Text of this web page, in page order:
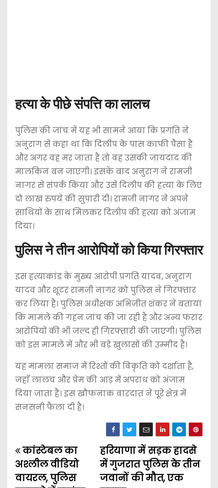
हत्या के पीछे संपत्ति का लालच
पुलिस की जांच में यह भी सामने आया कि प्रगति ने
अनुराग से कहा था कि दिलीप के पास काफी पैसा है
और अगर वह मर जाता है तो वह उसकी जायदाद की
मालकिन बन जाएगी। इसके बाद अनुराग ने रामजी
नागर से संपर्क किया और उसे दिलीप की हत्या के लिए
दो लाख रुपये की सुपारी दी। रामजी नागर ने अपने
साथियों के साथ मिलकर दिलीप की हत्या को अंजाम
दिया।
पुलिस ने तीन आरोपियों को किया गिरफ्तार
इस हत्याकांड के मुख्य आरोपी प्रगति यादव, अनुराग
यादव और शूटर रामजी नागर को पुलिस ने गिरफ्तार
कर लिया है। पुलिस अधीक्षक अभिजीत शंकर ने बताया
कि मामले की गहन जांच की जा रही है और अन्य फरार
आरोपियों की भी जल्द ही गिरफ्तारी की जाएगी। पुलिस
को इस मामले में और भी बड़े खुलासों की उम्मीद है।
यह मामला समाज में रिश्तों की विकृति को दर्शाता है,
जहाँ लालच और प्रेम की आड़ में अपराध को अंजाम
दिया जाता है। इस खौफनाक वारदात ने पूरे क्षेत्र में
सनसनी फैला दी है।
P
o
हरियाणा में सड़क हादसे
में गुजरात पुलिस के तीन
जवानों की मौत, एक
कांस्टेबल का
अश्लील वीडियो
वायरल, पुलिस